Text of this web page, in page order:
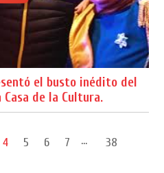
el busto inédito del
de la Cultura.
4 5 6 7 ...
38